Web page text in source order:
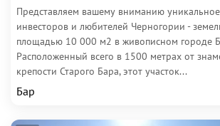
Представляем вашему вниманию
инвесторов и любителей Черногории -
площадью 10 000 м2 в живописном городе
Расположенный всего в 1500 метрах от
крепости Старого Бара, этот участок...
Бар